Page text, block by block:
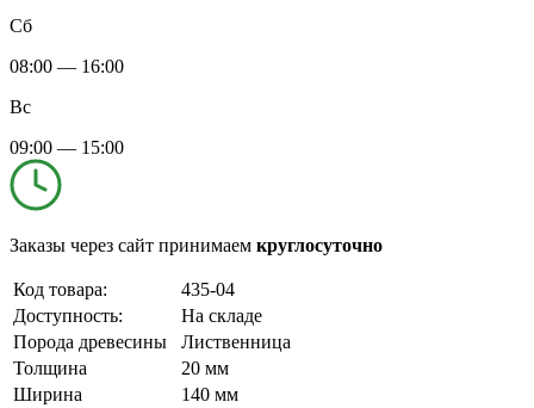
Сб
08:00 — 16:00
Вс
09:00 — 15:00
Заказы через сайт принимаем круглосуточно
Код товара:
435-04
Доступность:
На складе
Порода древесины
Лиственница
Толщина
20 мм
Ширина
140 мм